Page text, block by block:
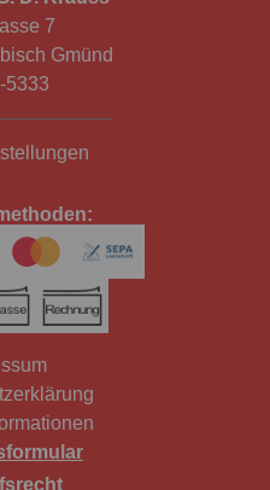
7
Gmünd
5333